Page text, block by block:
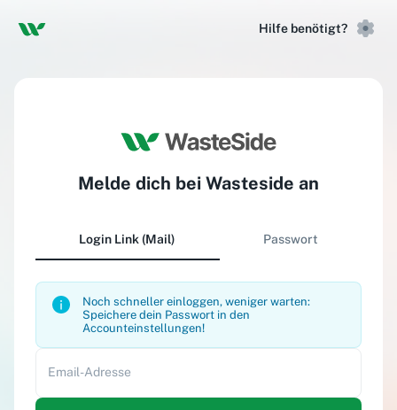
Hilfe benötigt?
Melde dich bei Wasteside an
Login Link (Mail) Passwort
Noch schneller einloggen, weniger warten:
Speichere dein Passwort in den
Accounteinstellungen!
Email-Adresse